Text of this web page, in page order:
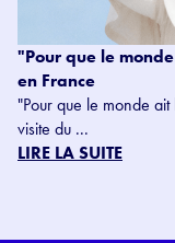
"Pour que le
en France
"Pour que le monde
visite du ...
LIRE LA SUITE